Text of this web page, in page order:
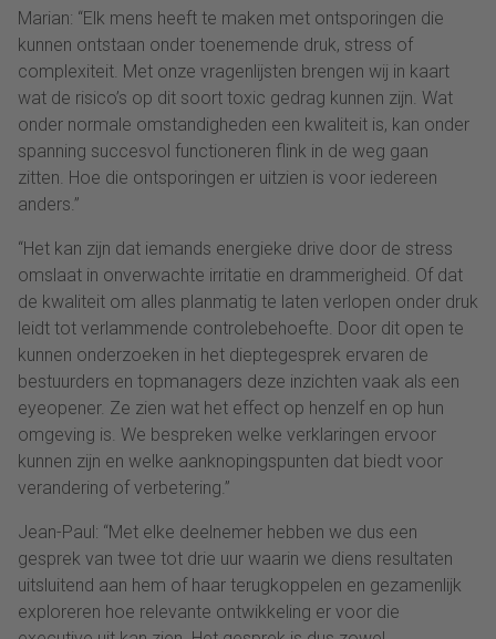
Marian: “Elk mens heeft te maken met ontsporingen die
kunnen ontstaan onder toenemende druk, stress of
complexiteit. Met onze vragenlijsten brengen wij in kaart
wat de risico’s op dit soort toxic gedrag kunnen zijn. Wat
onder normale omstandigheden een kwaliteit is, kan onder
spanning succesvol functioneren flink in de weg gaan
zitten. Hoe die ontsporingen er uitzien is voor iedereen
anders.”
“Het kan zijn dat iemands energieke drive door de stress
omslaat in onverwachte irritatie en drammerigheid. Of dat
de kwaliteit om alles planmatig te laten verlopen onder druk
leidt tot verlammende controlebehoefte. Door dit open te
kunnen onderzoeken in het dieptegesprek ervaren de
bestuurders en topmanagers deze inzichten vaak als een
eyeopener. Ze zien wat het effect op henzelf en op hun
omgeving is. We bespreken welke verklaringen ervoor
kunnen zijn en welke aanknopingspunten dat biedt voor
verandering of verbetering.”
Jean-Paul: “Met elke deelnemer hebben we dus een
gesprek van twee tot drie uur waarin we diens resultaten
uitsluitend aan hem of haar terugkoppelen en gezamenlijk
exploreren hoe relevante ontwikkeling er voor die